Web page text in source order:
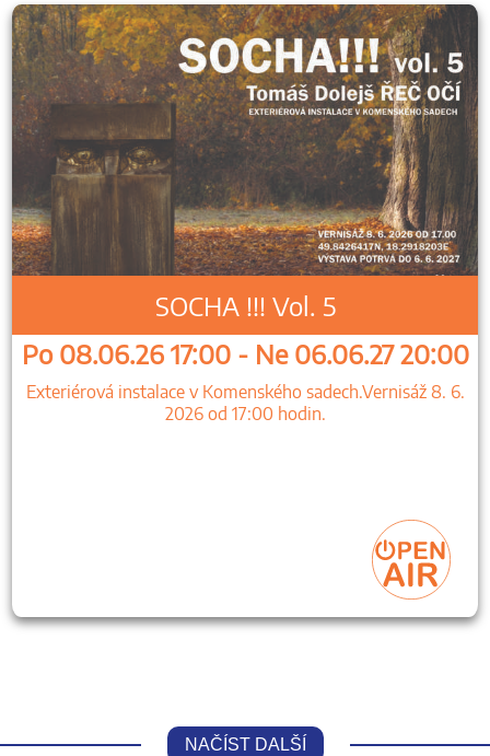
SOCHA !!! Vol. 5
Po 08.06.26 17:00 - Ne 06.06.27 20:00
Exteriérová instalace v Komenského sadech.Vernisáž 8. 6.
2026 od 17:00 hodin.
NAČÍST DALŠÍ